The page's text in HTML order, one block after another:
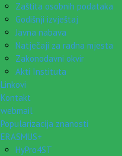
Zaštita osobnih podataka
Godišnji izvještaj
Javna nabava
Natječaji za radna mjesta
Zakonodavni okvir
Akti Instituta
Linkovi
Kontakt
webmail
Popularizacija znanosti
ERASMUS+
HyPro4ST